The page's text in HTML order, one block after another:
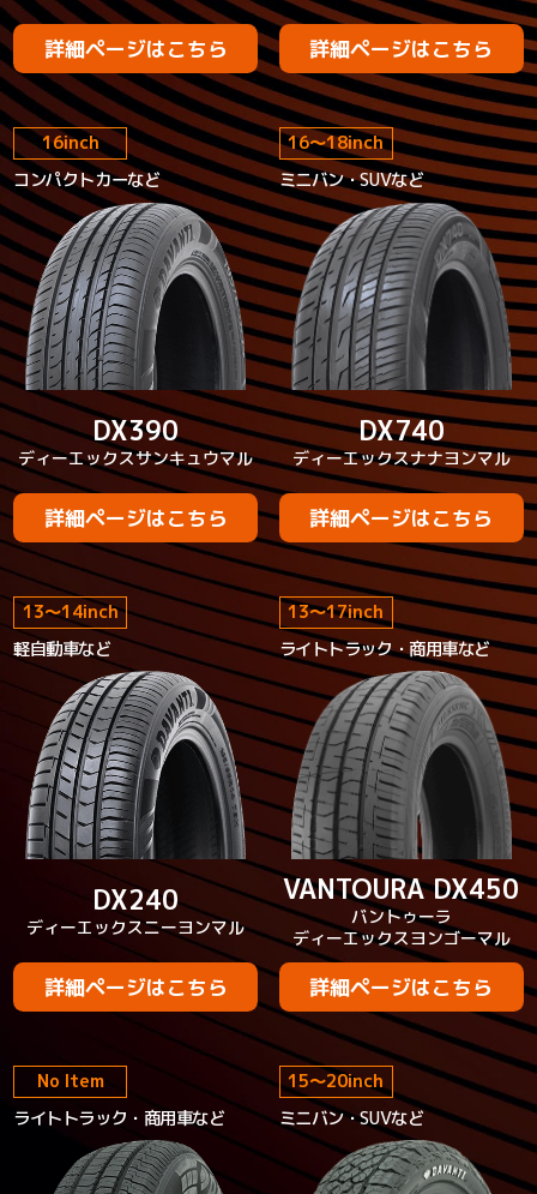
詳細ページはこちら 詳細ページはこちら
16inch
コンパクトカーなど
DX390
ディーエックスサンキュウマル
詳細ページはこちら
16～18inch
ミニバン・SUVなど
DX740
ディーエックスナナヨンマル
詳細ページはこちら
13～14inch
軽自動車など
DX240
ディーエックスニーヨンマル
詳細ページはこちら
13～17inch
ライトトラック・商用車など
VANTOURA DX450
バントゥーラ
ディーエックスヨンゴーマル
詳細ページはこちら
No Item
ライトトラック・商用車など
15～20inch
ミニバン・SUVなど